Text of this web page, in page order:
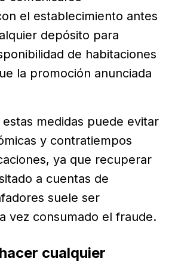
el establecimiento antes
depósito para
de habitaciones
la promoción anunciada
medidas puede evitar
y contratiempos
ya que recuperar
a cuentas de
suele ser
vez consumado el fraude.
cualquier